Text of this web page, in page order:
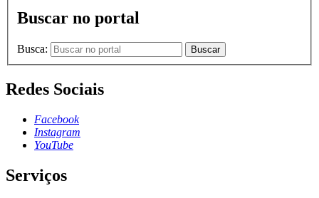
Buscar no portal
Busca: Buscar
Redes Sociais
Facebook
Instagram
YouTube
Serviços